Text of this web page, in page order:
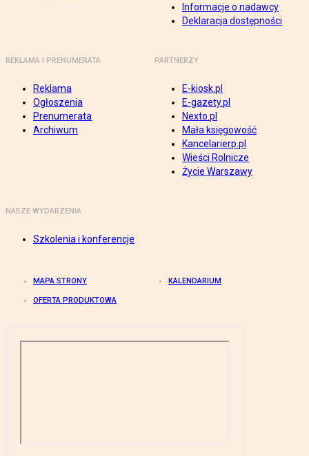
Informacje o nadawcy
Deklaracja dostępności
REKLAMA I PRENUMERATA
Reklama
Ogłoszenia
Prenumerata
Archiwum
PARTNERZY
E-kiosk.pl
E-gazety.pl
Nexto.pl
Mała księgowość
Kancelarierp.pl
Wieści Rolnicze
Życie Warszawy
NASZE WYDARZENIA
Szkolenia i konferencje
MAPA STRONY KALENDARIUM
OFERTA PRODUKTOWA